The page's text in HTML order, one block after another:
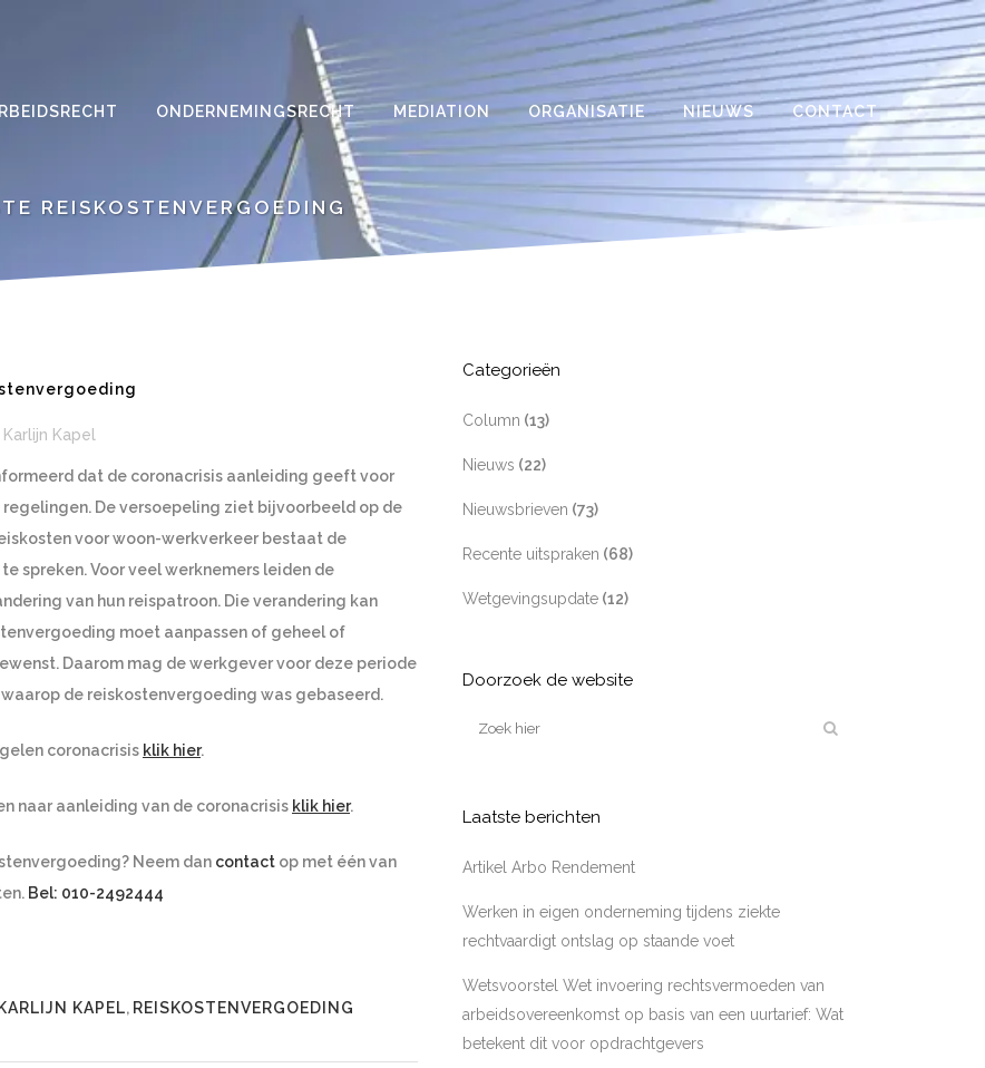
ONDERNEMINGSRECHT MEDIATION ORGANISATIE NIEUWS CONTACT
REISKOSTENVERGOEDING
Karlijn Kapel
dat de coronacrisis aanleiding geeft voor
De versoepeling ziet bijvoorbeeld op de
voor woon-werkverkeer bestaat de
spreken. Voor veel werknemers leiden de
van hun reispatroon. Die verandering kan
moet aanpassen of geheel of
Daarom mag de werkgever voor deze periode
de reiskostenvergoeding was gebaseerd.
coronacrisis klik hier.
naar aanleiding van de coronacrisis klik hier.
Neem dan contact op met één van
Bel: 010-2492444
KAPEL, REISKOSTENVERGOEDING
Categorieën
Column (13)
Nieuws (22)
Nieuwsbrieven (73)
Recente uitspraken (68)
Wetgevingsupdate (12)
Doorzoek de website
Laatste berichten
Artikel Arbo Rendement
Werken in eigen onderneming tijdens ziekte
rechtvaardigt ontslag op staande voet
Wetsvoorstel Wet invoering rechtsvermoeden van
arbeidsovereenkomst op basis van een uurtarief: Wat
betekent dit voor opdrachtgevers